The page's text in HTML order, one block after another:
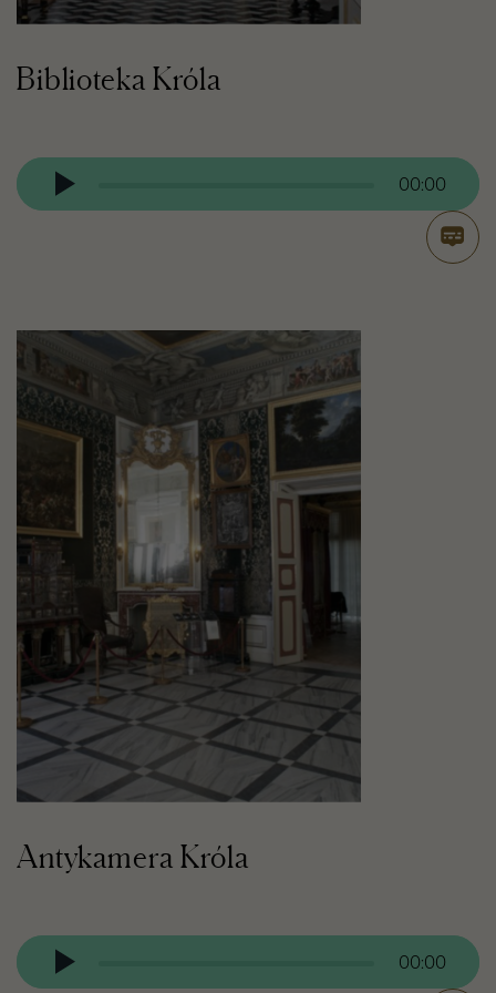
Biblioteka Króla
Odtwarzacz
audio 00:00
Antykamera Króla
Odtwarzacz
audio 00:00